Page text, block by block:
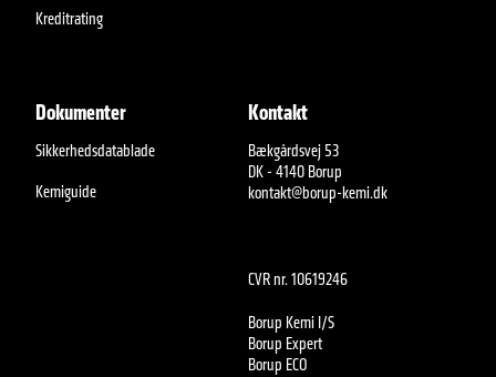
Kreditrating
Dokumenter
Sikkerhedsdatablade
Kemiguide
Kontakt
Bækgårdsvej 53
DK - 4140 Borup
kontakt@borup-kemi.dk
CVR nr. 10619246
Borup Kemi I/S
Borup Expert
Borup ECO